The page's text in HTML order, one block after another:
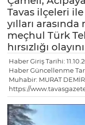
Tavas ilçeleri
yılları
meçhul Türk
hırsızlığı
Haber Giriş Tarihi:
Haber Güncellenme
Muhabir: MURAT
https://